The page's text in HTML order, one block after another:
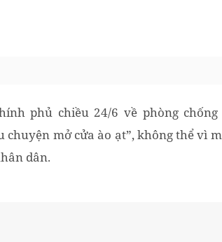
phủ chiều 24/6 về phòng chống
chuyện mở cửa ào ạt”, không thể vì
dân.